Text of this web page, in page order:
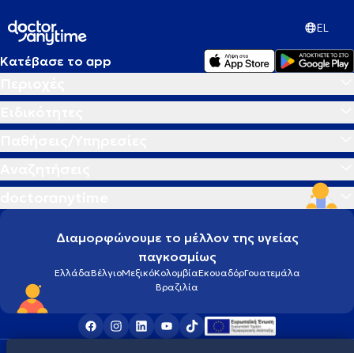
EL
Κατέβασε το app
Διαμορφώνουμε το μέλλον της υγείας
παγκοσμίως
ΕλλάδαΒέλγιοΜεξικόΚολομβίαΕκουαδόρΓουατεμάλα
Βραζιλία